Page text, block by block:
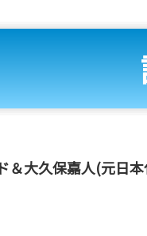
＆大久保嘉人(元日